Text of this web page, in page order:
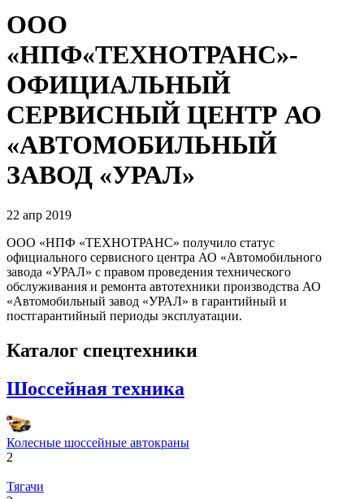
ООО
«НПФ«ТЕХНОТРАНС»-
ОФИЦИАЛЬНЫЙ
СЕРВИСНЫЙ ЦЕНТР АО
«АВТОМОБИЛЬНЫЙ
ЗАВОД «УРАЛ»
22 апр 2019
ООО «НПФ «ТЕХНОТРАНС» получило статус
официального сервисного центра АО «Автомобильного
завода «УРАЛ» с правом проведения технического
обслуживания и ремонта автотехники производства АО
«Автомобильный завод «УРАЛ» в гарантийный и
постгарантийный периоды эксплуатации.
Каталог спецтехники
Шоссейная техника
Колесные шоссейные автокраны
2
Тягачи